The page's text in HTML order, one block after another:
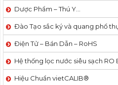
Dược Phẩm – Thú Y…
Đào Tạo sắc ký và quang phổ
Điện Tử – Bán Dẫn – RoHS
Hệ thống lọc nước siêu sạch RO
Hiệu Chuẩn vietCALIB®